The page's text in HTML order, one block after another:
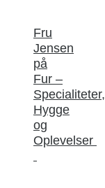
Fru
Jensen
på
Fur –
Specialiteter,
Hygge
og
Oplevelser